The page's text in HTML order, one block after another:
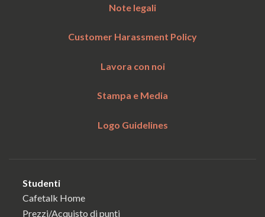
Note legali
Customer Harassment Policy
Lavora con noi
Stampa e Media
Logo Guidelines
Studenti
Cafetalk Home
Prezzi/Acquisto di punti